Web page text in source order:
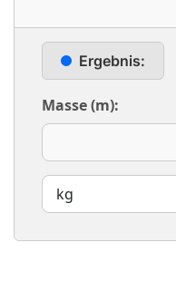
Ergebnis:
Masse (m):